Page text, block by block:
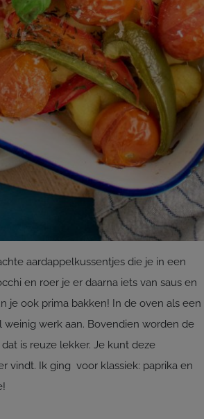
aardappelkussentjes die je in een
en roer je er daarna iets van saus en
je ook prima bakken! In de oven als een
werk aan. Bovendien worden de
is reuze lekker. Je kunt deze
vindt. Ik ging voor klassiek: paprika en